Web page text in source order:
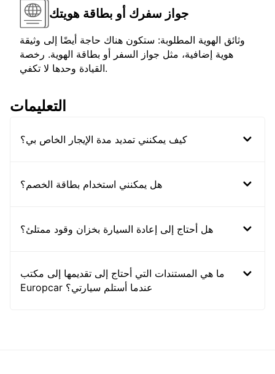
جواز سفرك أو بطاقة هويتك
وثائق الهوية المطلوبة: ستكون هناك حاجة أيضًا إلى وثيقة
هوية إضافية، مثل جواز السفر أو بطاقة الهوية. رخصة
القيادة وحدها لا تكفي.
التعليمات
كيف يمكنني تمديد مدة الإيجار الخاص بي؟
هل يمكنني استخدام بطاقة الخصم؟
هل أحتاج إلى إعادة السيارة بخزان وقود ممتلئ؟
ما هي المستندات التي أحتاج إلى تقديمها إلى مكتب
Europcar عندما أستلم سيارتي؟